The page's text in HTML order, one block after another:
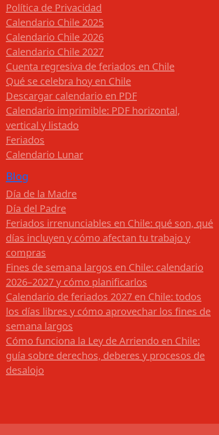
Política de Privacidad
Calendario Chile 2025
Calendario Chile 2026
Calendario Chile 2027
Cuenta regresiva de feriados en Chile
Qué se celebra hoy en Chile
Descargar calendario en PDF
Calendario imprimible: PDF horizontal,
vertical y listado
Feriados
Calendario Lunar
Blog
Día de la Madre
Día del Padre
Feriados irrenunciables en Chile: qué son, qué
días incluyen y cómo afectan tu trabajo y
compras
Fines de semana largos en Chile: calendario
2026–2027 y cómo planificarlos
Calendario de feriados 2027 en Chile: todos
los días libres y cómo aprovechar los fines de
semana largos
Cómo funciona la Ley de Arriendo en Chile:
guía sobre derechos, deberes y procesos de
desalojo